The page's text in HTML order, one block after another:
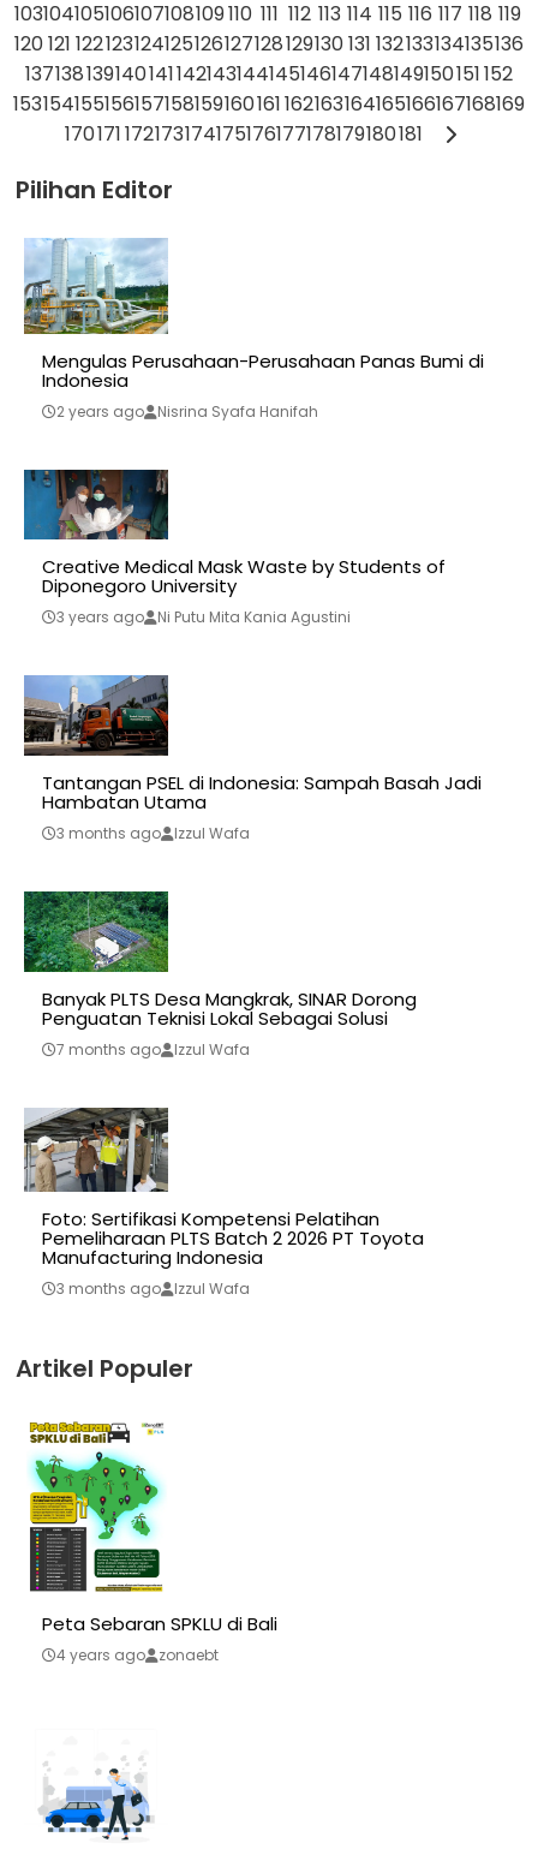
103104105106107108109110 111 112 113 114 115 116 117 118 119
120121 122123124125126127128129130131 132133134135136
137138139140141142143144145146147148149150151152
153154155156157158159160161162163164165166167168169
170171172173174175176177178179180181
Pilihan Editor
Mengulas Perusahaan-Perusahaan Panas Bumi di
Indonesia
2 years ago Nisrina Syafa Hanifah
Creative Medical Mask Waste by Students of
Diponegoro University
3 years ago Ni Putu Mita Kania Agustini
Tantangan PSEL di Indonesia: Sampah Basah Jadi
Hambatan Utama
3 months ago Izzul Wafa
Banyak PLTS Desa Mangkrak, SINAR Dorong
Penguatan Teknisi Lokal Sebagai Solusi
7 months ago Izzul Wafa
Foto: Sertifikasi Kompetensi Pelatihan
Pemeliharaan PLTS Batch 2 2026 PT Toyota
Manufacturing Indonesia
3 months ago Izzul Wafa
Artikel Populer
Peta Sebaran SPKLU di Bali
4 years ago zonaebt